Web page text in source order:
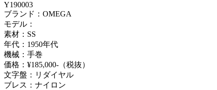
Y190003
ブランド：OMEGA
モデル：
素材：SS
年代：1950年代
機械：手巻
価格：¥185,000-（税抜）
文字盤：リダイヤル
ブレス：ナイロン